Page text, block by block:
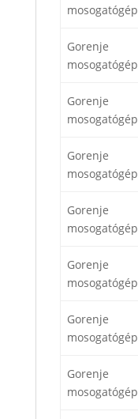
mosogatógép
Gorenje
mosogatógép
Gorenje
mosogatógép
Gorenje
mosogatógép
Gorenje
mosogatógép
Gorenje
mosogatógép
Gorenje
mosogatógép
Gorenje
mosogatógép